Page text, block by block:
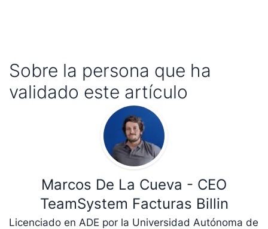
Sobre la persona que ha
validado este artículo
Marcos De La Cueva - CEO
TeamSystem Facturas Billin
Licenciado en ADE por la Universidad Autónoma de